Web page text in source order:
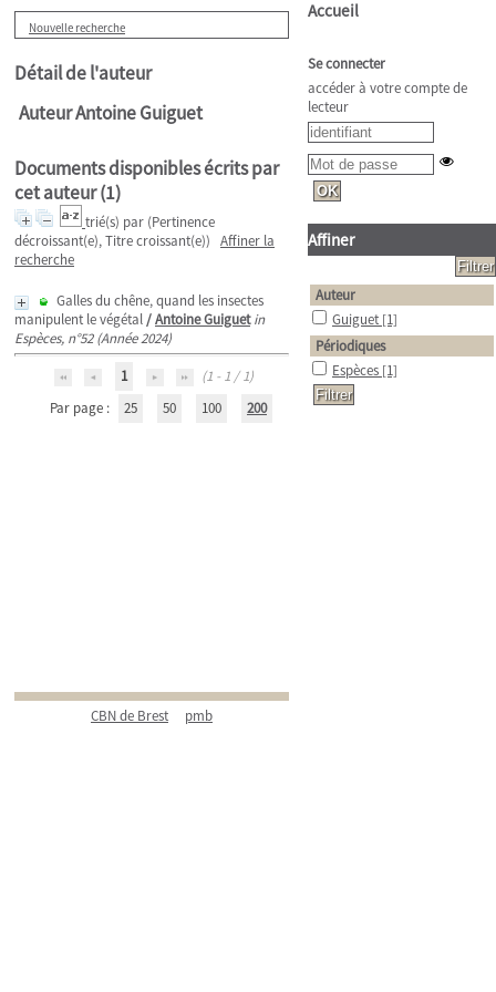
Nouvelle recherche
Détail de l'auteur
Auteur Antoine Guiguet
Documents disponibles écrits par
cet auteur (1)
trié(s) par (Pertinence
décroissant(e), Titre croissant(e)) Affiner la
recherche
Galles du chêne, quand les insectes
manipulent le végétal/Antoine Guiguet in
Espèces, n°52 (Année 2024)
1
(1 - 1 / 1)
Par page :
25 50 100 200
CBN de Brest pmb
Accueil
Se connecter
accéder à votre compte de
lecteur
Affiner
Auteur
Guiguet [1]
Périodiques
Espèces [1]